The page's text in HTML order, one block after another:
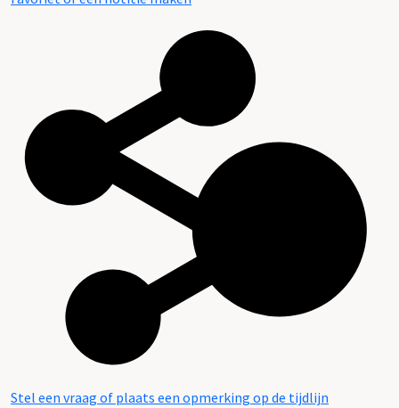
Stel een vraag of plaats een opmerking op de tijdlijn